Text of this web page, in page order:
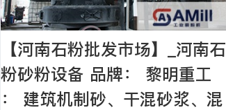
【河南石粉批发市场】_河南石
粉砂粉设备 品牌： 黎明重工
： 建筑机制砂、干混砂浆、混